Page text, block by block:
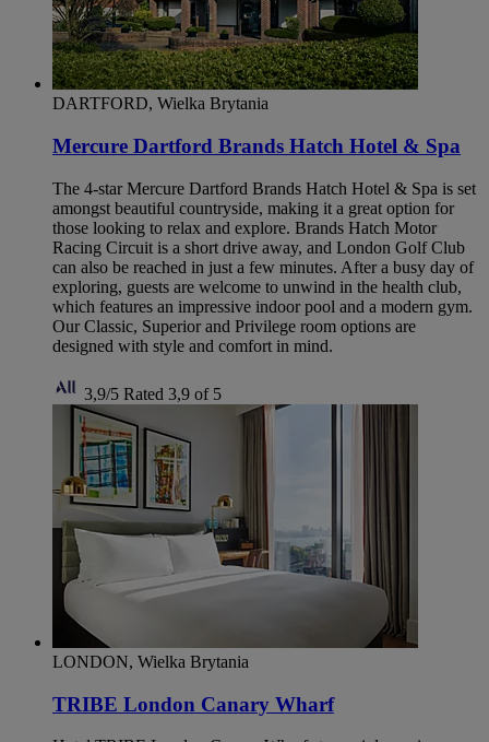
DARTFORD, Wielka Brytania
Mercure Dartford Brands Hatch Hotel & Spa
The 4-star Mercure Dartford Brands Hatch Hotel & Spa is set
amongst beautiful countryside, making it a great option for
those looking to relax and explore. Brands Hatch Motor
Racing Circuit is a short drive away, and London Golf Club
can also be reached in just a few minutes. After a busy day of
exploring, guests are welcome to unwind in the health club,
which features an impressive indoor pool and a modern gym.
Our Classic, Superior and Privilege room options are
designed with style and comfort in mind.
3,9/5 Rated 3,9 of 5
LONDON, Wielka Brytania
TRIBE London Canary Wharf